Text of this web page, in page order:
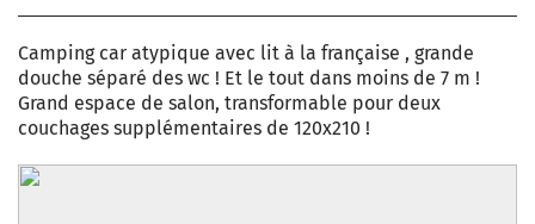
Camping car atypique avec lit à la française , grande
douche séparé des wc ! Et le tout dans moins de 7 m !
Grand espace de salon, transformable pour deux
couchages supplémentaires de 120x210 !